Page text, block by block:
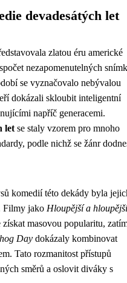
devadesátých let
zlatou éru americké
nezapomenutelných
se vyznačovalo nebývalou
dokázali skloubit inteligentní
napříč generacemi.
let se staly vzorem pro mnoho
podle nichž se žánr
komedií této dekády byla
Filmy jako Hloupější a hloupější
masovou popularitu,
Day dokázaly kombinovat
Tato rozmanitost přístupů
směrů a oslovit diváky s